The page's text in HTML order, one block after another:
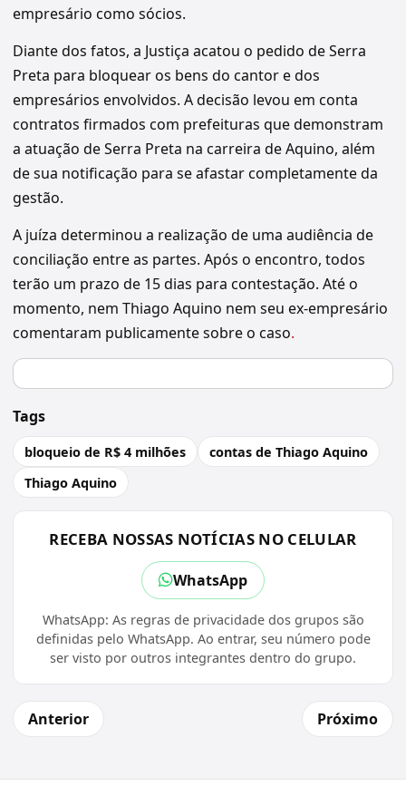
empresário como sócios.
Diante dos fatos, a Justiça acatou o pedido de Serra
Preta para bloquear os bens do cantor e dos
empresários envolvidos. A decisão levou em conta
contratos firmados com prefeituras que demonstram
a atuação de Serra Preta na carreira de Aquino, além
de sua notificação para se afastar completamente da
gestão.
A juíza determinou a realização de uma audiência de
conciliação entre as partes. Após o encontro, todos
terão um prazo de 15 dias para contestação. Até o
momento, nem Thiago Aquino nem seu ex-empresário
comentaram publicamente sobre o caso.
Tags
bloqueio de R$ 4 milhões
contas de Thiago Aquino
Thiago Aquino
RECEBA NOSSAS NOTÍCIAS NO CELULAR
WhatsApp
WhatsApp: As regras de privacidade dos grupos são
definidas pelo WhatsApp. Ao entrar, seu número pode
ser visto por outros integrantes dentro do grupo.
Anterior Próximo